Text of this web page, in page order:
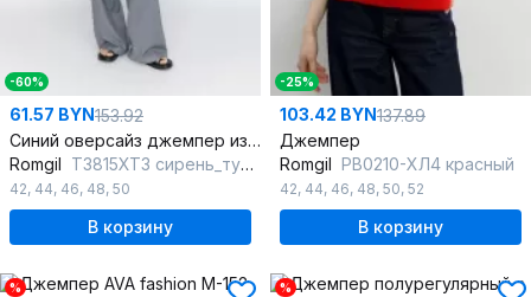
-60%
61.57 BYN153.92
Синий оверсайз джемпер из трикотажа и сетки
Romgil ТЗ815ХТЗ сирень_турецкая
42, 44, 46, 48, 50
В корзину
-25%
103.42 BYN137.89
Джемпер
Romgil РВ0210-ХЛ4 красный
42, 44, 46, 48, 50, 52
В корзину
% %